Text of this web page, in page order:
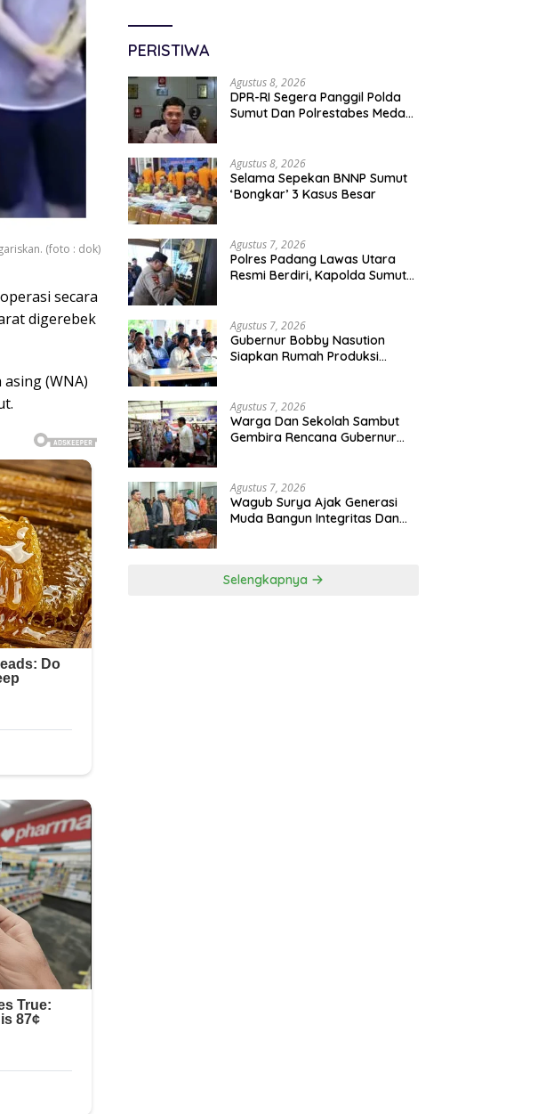
(foto : dok)
secara
digerebek
(WNA)
PERISTIWA
Agustus 8, 2026
DPR-RI Segera Panggil Polda
Sumut Dan Polrestabes Medan
Agustus 8, 2026
Selama Sepekan BNNP Sumut
‘Bongkar’ 3 Kasus Besar
Agustus 7, 2026
Polres Padang Lawas Utara
Resmi Berdiri, Kapolda Sumut
Agustus 7, 2026
Gubernur Bobby Nasution
Siapkan Rumah Produksi
Agustus 7, 2026
Warga Dan Sekolah Sambut
Gembira Rencana Gubernur
Agustus 7, 2026
Wagub Surya Ajak Generasi
Muda Bangun Integritas Dan
Selengkapnya